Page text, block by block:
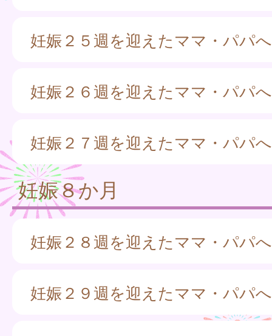
妊娠２５週を迎えたママ・パパへ
妊娠２６週を迎えたママ・パパへ
妊娠２７週を迎えたママ・パパへ
妊娠８か月
妊娠２８週を迎えたママ・パパへ
妊娠２９週を迎えたママ・パパへ